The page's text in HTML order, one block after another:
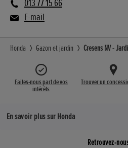
013 77 15 66
E-mail
Honda Gazon et jardin Cresens NV -
Faites-nous part de vos
intérêts
Trouver un
En savoir plus sur Honda
Retrouvez-